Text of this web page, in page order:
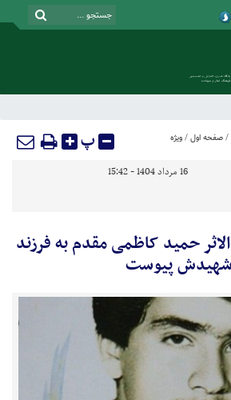
/ صفحه اول / ویژه پ
16 مرداد 1404 - 15:42
حمید کاظمی مقدم به فرزند
شهیدش پیوست